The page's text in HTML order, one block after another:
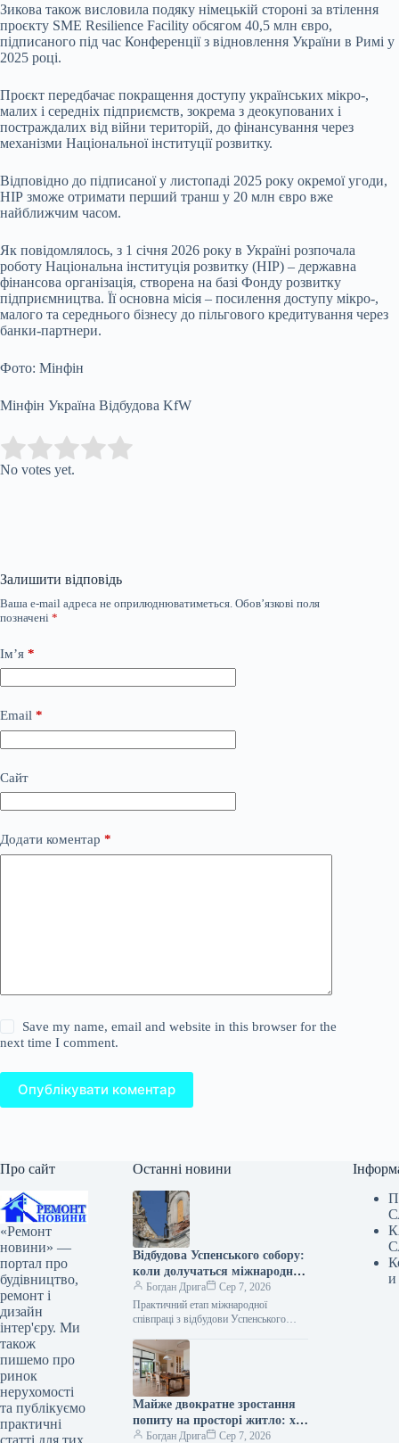
Зикова також висловила подяку німецькій стороні за втілення
проєкту SME Resilience Facility обсягом 40,5 млн євро,
підписаного під час Конференції з відновлення України в Римі у
2025 році.
Проєкт передбачає покращення доступу українських мікро-,
малих і середніх підприємств, зокрема з деокупованих і
постраждалих від війни територій, до фінансування через
механізми Національної інституції розвитку.
Відповідно до підписаної у листопаді 2025 року окремої угоди,
НІР зможе отримати перший транш у 20 млн євро вже
найближчим часом.
Як повідомлялось, з 1 січня 2026 року в Україні розпочала
роботу Національна інституція розвитку (НІР) – державна
фінансова організація, створена на базі Фонду розвитку
підприємництва. Її основна місія – посилення доступу мікро-,
малого та середнього бізнесу до пільгового кредитування через
банки-партнери.
Фото: Мінфін
Мінфін Україна Відбудова KfW
Rate this item:
No votes yet.
Залишити відповідь
Ваша e-mail адреса не оприлюднюватиметься. Обов’язкові поля
позначені *
Ім’я *
Email *
Сайт
Додати коментар *
Save my name, email and website in this browser for the
next time I comment.
Опублікувати коментар
Про сайт
«Ремонт
новини» —
портал про
будівництво,
ремонт і
дизайн
інтер'єру. Ми
також
пишемо про
ринок
нерухомості
та публікуємо
практичні
статті для тих,
Останні новини
Відбудова Успенського собору:
коли долучаться міжнародні
партнери
Богдан Дрига
Сер 7, 2026
Практичний етап міжнародної
співпраці з відбудови Успенського
пошкодженого внаслідок російської
атаки, розпочнеться після завершення
підготовки проєктно-кошторисної
документації.…
Майже двократне зростання
попиту на просторі житло: хто
купує і де
Богдан Дрига Сер 7, 2026
и